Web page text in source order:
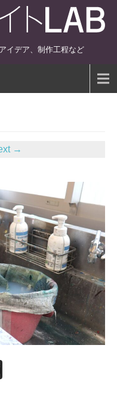
イデア、制作工程など
→